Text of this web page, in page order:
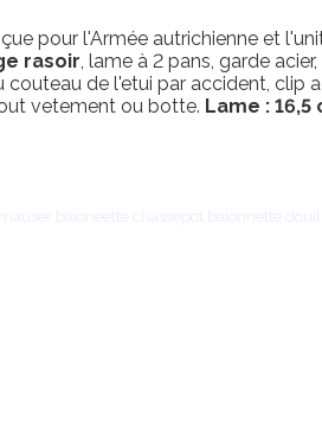
pour l'Armée autrichienne et
rasoir, lame à 2 pans, garde
couteau de l'etui par accident, clip
vetement ou botte. Lame :